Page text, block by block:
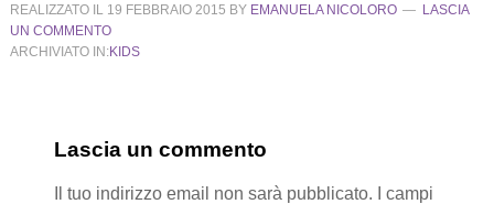
REALIZZATO IL 19 FEBBRAIO 2015 BY EMANUELA NICOLORO
LASCIA
UN COMMENTO
ARCHIVIATO IN:KIDS
Lascia un commento
Il tuo indirizzo email non sarà pubblicato.
I campi